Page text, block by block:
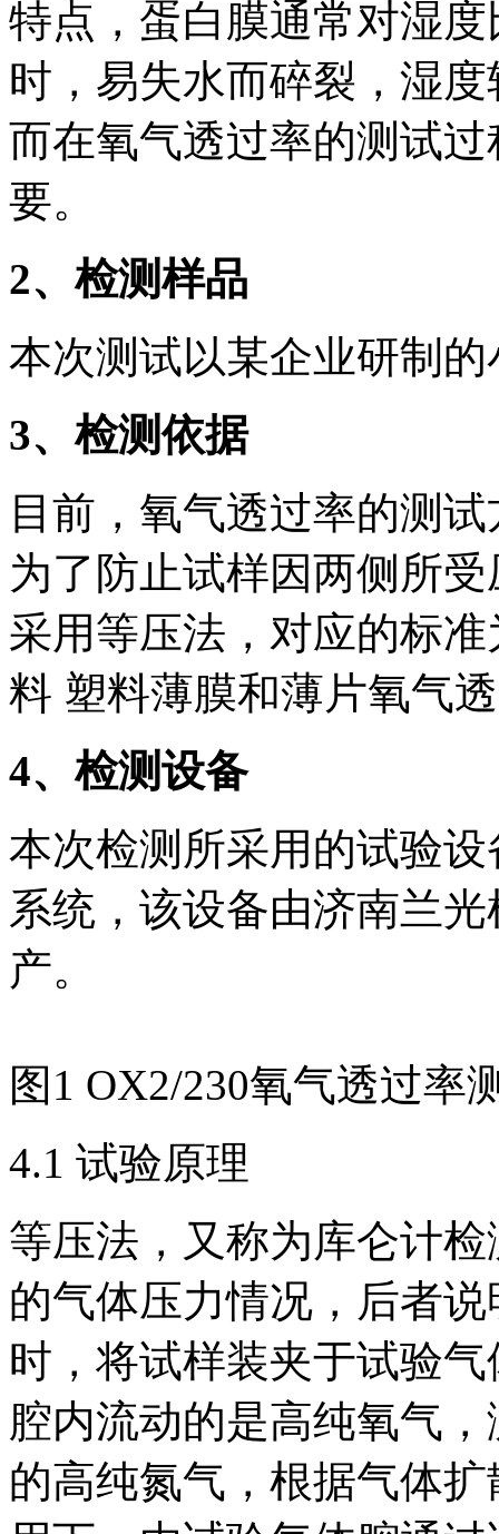
特点，蛋白膜通常对湿
时，易失水而碎裂，湿
而在氧气透过率的测试
要。
2、检测样品
本次测试以某企业研制
3、检测依据
目前，氧气透过率的测
为了防止试样因两侧所
采用等压法，对应的标准
料 塑料薄膜和薄片氧气
4、检测设备
本次检测所采用的试验
系统，该设备由济南兰
产。
图1 OX2/230氧气透过率
4.1 试验原理
等压法，又称为库仑计
的气体压力情况，后者
时，将试样装夹于试验
腔内流动的是高纯氧气
的高纯氮气，根据气体